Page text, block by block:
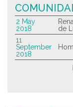
2 May
2018
de
11
September
2018